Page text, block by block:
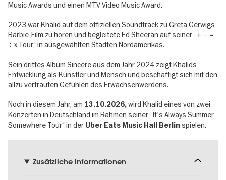
Music Awards und einen MTV Video Music Award.
2023 war Khalid auf dem offiziellen Soundtrack zu Greta Gerwigs
Barbie-Film zu hören und begleitete Ed Sheeran auf seiner „+ – =
÷ x Tour“ in ausgewählten Städten Nordamerikas.
Sein drittes Album Sincere aus dem Jahr 2024 zeigt Khalids
Entwicklung als Künstler und Mensch und beschäftigt sich mit den
allzu vertrauten Gefühlen des Erwachsenwerdens.
Noch in diesem Jahr, am 13.10.2026,wird Khalid eines von zwei
Konzerten in Deutschland im Rahmen seiner „It's Always Summer
Somewhere Tour“ in der Uber Eats Music Hall Berlin spielen.
Zusätzliche Informationen